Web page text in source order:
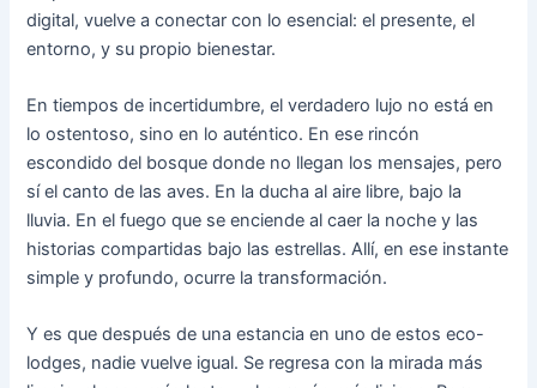
digital, vuelve a conectar con lo esencial: el presente, el
entorno, y su propio bienestar.
En tiempos de incertidumbre, el verdadero lujo no está en
lo ostentoso, sino en lo auténtico. En ese rincón
escondido del bosque donde no llegan los mensajes, pero
sí el canto de las aves. En la ducha al aire libre, bajo la
lluvia. En el fuego que se enciende al caer la noche y las
historias compartidas bajo las estrellas. Allí, en ese instante
simple y profundo, ocurre la transformación.
Y es que después de una estancia en uno de estos eco-
lodges, nadie vuelve igual. Se regresa con la mirada más